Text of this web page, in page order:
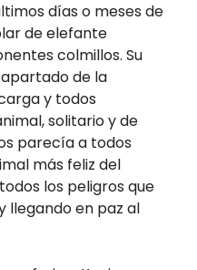
días o meses de
de elefante
colmillos. Su
de la
y todos
solitario y de
parecía a todos
más feliz del
los peligros que
llegando en paz al